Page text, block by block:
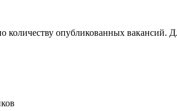
опубликованных